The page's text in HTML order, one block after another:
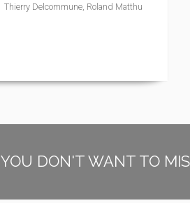
Thierry Delcommune, Roland Matthu
YOU DON'T WANT TO